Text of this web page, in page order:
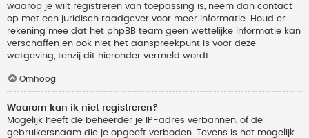
waarop je wilt registreren van toepassing is, neem dan contact
op met een juridisch raadgever voor meer informatie. Houd er
rekening mee dat het phpBB team geen wettelijke informatie kan
verschaffen en ook niet het aanspreekpunt is voor deze
wetgeving, tenzij dit hieronder vermeld wordt.
Omhoog
Waarom kan ik niet registreren?
Mogelijk heeft de beheerder je IP-adres verbannen, of de
gebruikersnaam die je opgeeft verboden. Tevens is het mogelijk